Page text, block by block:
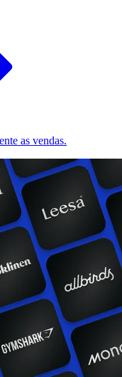
as vendas.